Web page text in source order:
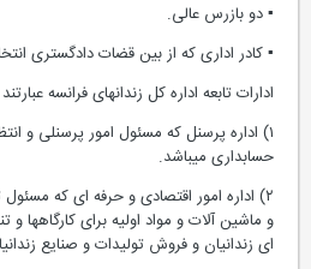
▪ دو بازرس عالی.
▪ کادر اداری که از بین قضات دادگستری
ادارات تابعه اداره کل زندانهای فرانسه عبارتند از:
۱) اداره پرسنل که مسئول امور پرسنلی و
حسابداری میباشد.
۲) اداره امور اقتصادی و حرفه ای که مسئول
و ماشین آلات و مواد اولیه برای کارگاهها و
ای زندانیان و فروش تولیدات و صنایع